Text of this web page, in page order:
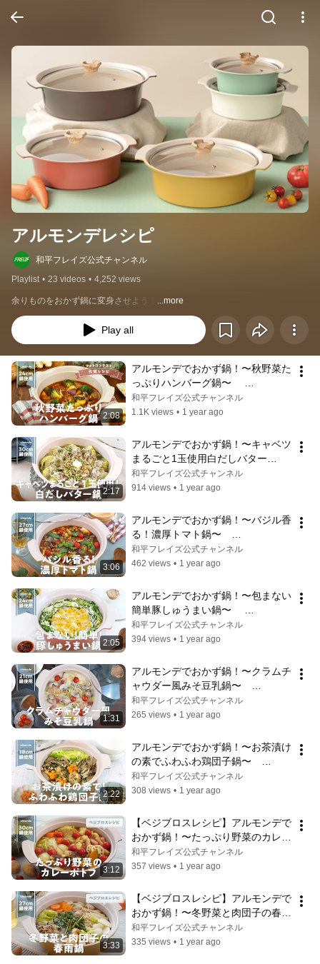
アルモンデレシピ
和平フレイズ公式チャンネル
Playlist • 23 videos • 4,252 views
余りものをおかず鍋に変身させよう！ ...more
Play all
2:08
アルモンデでおかず鍋！〜秋野菜た
っぷりハンバーグ鍋〜
#wahei_recipe
和平フレイズ公式チャンネル
1.1K views • 1 year ago
2:17
アルモンデでおかず鍋！〜キャベツ
まるごと1玉使用白だしバター
鍋〜　#wahei_recipe
和平フレイズ公式チャンネル
914 views • 1 year ago
3:06
アルモンデでおかず鍋！〜バジル香
る！濃厚トマト鍋〜
#wahei_recipe
和平フレイズ公式チャンネル
462 views • 1 year ago
2:05
アルモンデでおかず鍋！〜包まない
簡単豚しゅうまい鍋〜
#wahei_recipe
和平フレイズ公式チャンネル
394 views • 1 year ago
1:31
アルモンデでおかず鍋！〜クラムチ
ャウダー風みそ豆乳鍋〜
#wahei_recipe
和平フレイズ公式チャンネル
265 views • 1 year ago
2:22
アルモンデでおかず鍋！〜お茶漬け
の素でふわふわ鶏団子鍋〜
#wahei_recipe
和平フレイズ公式チャンネル
308 views • 1 year ago
3:12
【ベジブロスレシピ】アルモンデで
おかず鍋！〜たっぷり野菜のカレー
ポトフ（スープカレー）〜
#wahei_recipe #ベジブロス
和平フレイズ公式チャンネル
357 views • 1 year ago
3:33
【ベジブロスレシピ】アルモンデで
おかず鍋！〜冬野菜と肉団子の春雨
鍋〜　#wahei_recipe #ベジブロス
和平フレイズ公式チャンネル
335 views • 1 year ago